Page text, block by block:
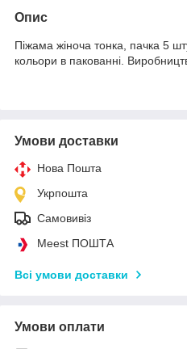
Опис
Піжама жіноча тонка, пачка 5
кольори в пакованні.
Умови доставки
Нова Пошта
Укрпошта
Самовивіз
Meest ПОШТА
Всі умови доставки
Умови оплати